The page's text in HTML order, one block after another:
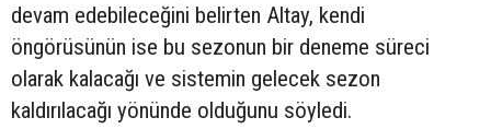
devam edebileceğini belirten Altay, kendi
öngörüsünün ise bu sezonun bir deneme süreci
olarak kalacağı ve sistemin gelecek sezon
kaldırılacağı yönünde olduğunu söyledi.